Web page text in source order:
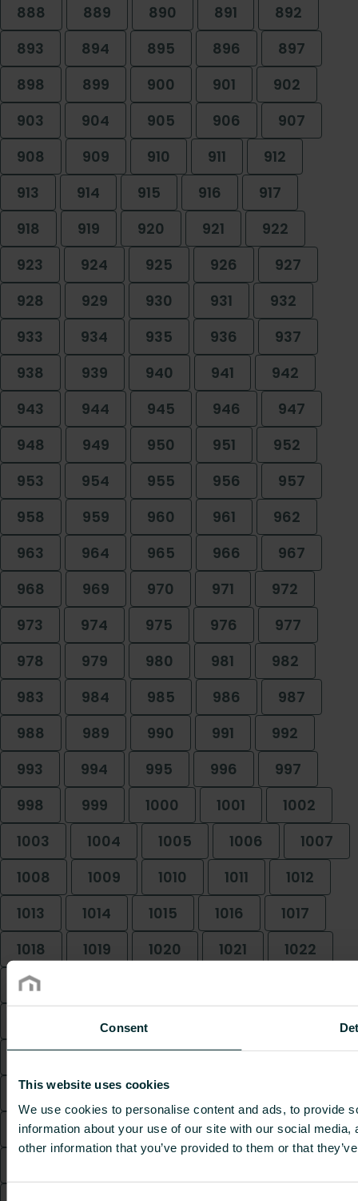
Consent
This website uses cookies
We use cookies to personalise content and ads, to provide
information about your use of our site with our social
other information that you’ve provided to them or that
888
889 890 891
892
893
894 895 896
897
898
899 900 901
902
903
904 905 906
907
908
909 910 911
912
913
914 915 916
917
918
919 920 921
922
923
924 925 926
927
928
929 930 931
932
933
934 935 936
937
938
939 940 941
942
943
944 945 946
947
948
949 950 951
952
953
954 955 956
957
958
959 960 961
962
963
964 965 966
967
968
969 970 971
972
973
974 975 976
977
978
979 980 981
982
983
984 985 986
987
988
989 990 991
992
993
994 995 996
997
998
999 1000 1001
1002
1003
1004 1005 1006
1007
1008
1009 1010 1011
1012
1013
1014 1015 1016
1017
1018
1019 1020 1021
1022
1023
1029
1033
1034 1035 1036
1037
1038
1039 1040
1043
1044 1045 1046
1047